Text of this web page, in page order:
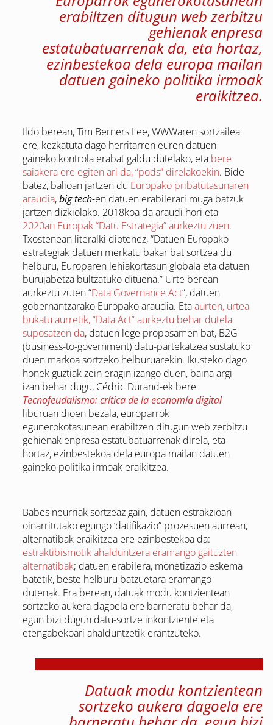
erabiltzen ditugun web zerbitzu
gehienak enpresa
estatubatuarrenak da, eta hortaz,
ezinbestekoa dela europa mailan
datuen gaineko politika irmoak
eraikitzea.
Ildo berean, Tim Berners Lee, WWWaren sortzailea
ere, kezkatuta dago herritarren euren datuen
gaineko kontrola erabat galdu dutelako, eta bere
saiakera ere egiten ari da, “pods” direlakoekin. Bide
batez, balioan jartzen du Europako pribatutasunaren
araudia,big tech-en datuen erabilerari muga batzuk
jartzen dizkiolako. 2018koa da araudi hori eta
2020an Europak “Datu Estrategia” aurkeztu zuen.
Txostenean literalki diotenez, “Datuen Europako
estrategiak datuen merkatu bakar bat sortzea du
helburu, Europaren lehiakortasun globala eta datuen
burujabetza bultzatuko dituena.” Urte berean
aurkeztu zuten “Data Governance Act”, datuen
gobernantzarako Europako araudia. Etaaurten, urtea
bukatu aurretik, “Data Act” aurkeztu behar dutela
suposatzen da, datuen lege proposamen bat, B2G
(business-to-government) datu-partekatzea sustatuko
duen markoa sortzeko helburuarekin. Ikusteko dago
honek guztiak zein eragin izango duen, baina argi
izan behar dugu, Cédric Durand-ek bere
Tecnofeudalismo: crítica de la economía digital
liburuan dioen bezala, europarrok
egunerokotasunean erabiltzen ditugun web zerbitzu
gehienak enpresa estatubatuarrenak direla, eta
hortaz, ezinbestekoa dela europa mailan datuen
gaineko politika irmoak eraikitzea.
Babes neurriak sortzeaz gain, datuen estrakzioan
oinarritutako egungo ‘datifikazio” prozesuen aurrean,
alternatibak eraikitzea ere ezinbestekoa da:
estraktibismotik ahalduntzera eramango gaituzten
alternatibak; datuen erabilera, monetizazio eskema
batetik, beste helburu batzuetara eramango
dutenak. Era berean, datuak modu kontzientean
sortzeko aukera dagoela ere barneratu behar da,
egun bizi dugun datu-sortze inkontziente eta
etengabekoari ahalduntzetik erantzuteko.
Datuak modu kontzientean
sortzeko aukera dagoela ere